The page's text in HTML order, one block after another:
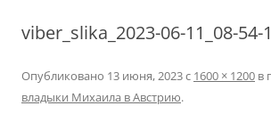
viber_slika_2023-06-11_08-54-
Опубликовано 13 июня, 2023с 1600 × 1200 в
владыки Михаила в Австрию.